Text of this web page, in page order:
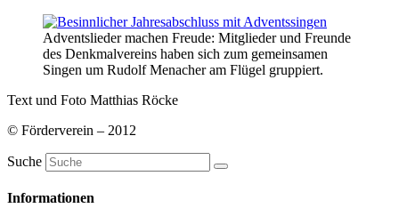
Adventslieder machen Freude: Mitglieder und Freunde
des Denkmalvereins haben sich zum gemeinsamen
Singen um Rudolf Menacher am Flügel gruppiert.
Text und Foto Matthias Röcke
© Förderverein – 2012
Suche
Informationen